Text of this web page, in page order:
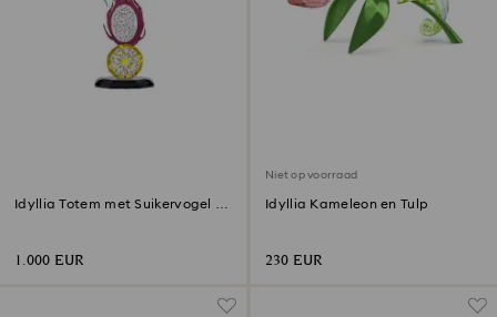
Idyllia Totem met Suikervogel en
1.000 EUR
Niet op voorraad
Idyllia Kameleon en Tulp
230 EUR